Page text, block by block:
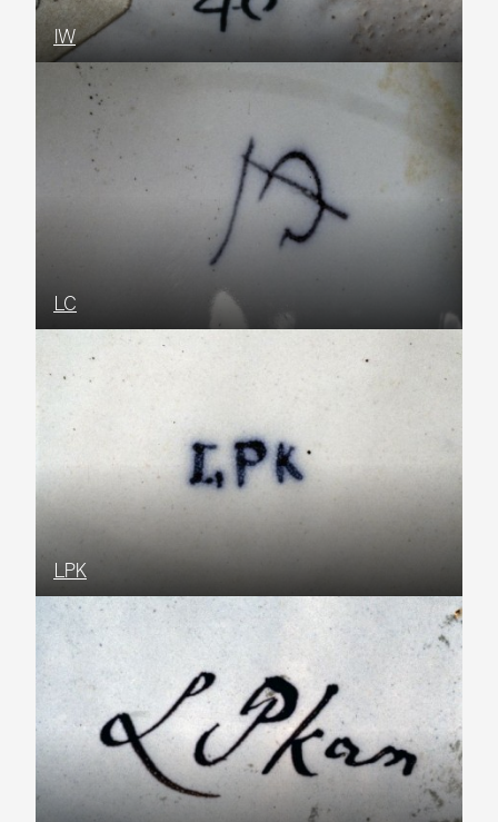
IW
LC
LPK